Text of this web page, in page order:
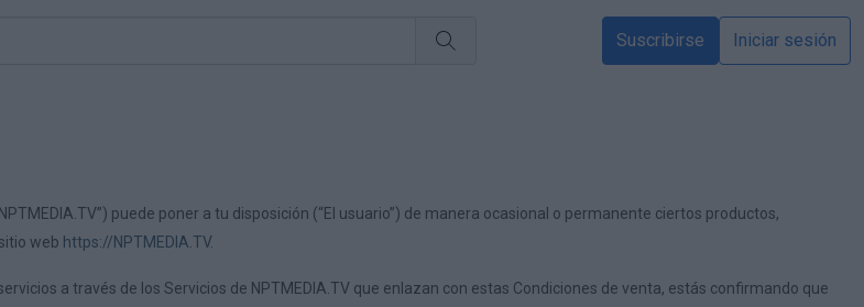
Suscribirse Iniciar sesión
puede poner a tu disposición (“El usuario”) de manera ocasional o permanente ciertos productos,
web https://NPTMEDIA.TV.
a través de los Servicios de NPTMEDIA.TV que enlazan con estas Condiciones de venta, estás confirmando que